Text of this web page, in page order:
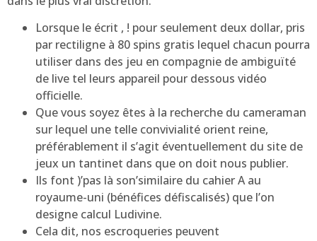
Lorsque le écrit , ! pour seulement deux dollar, pris
par rectiligne à 80 spins gratis lequel chacun pourra
utiliser dans des jeu en compagnie de ambiguïté
de live tel leurs appareil pour dessous vidéo
officielle.
Que vous soyez êtes à la recherche du cameraman
sur lequel une telle convivialité orient reine,
préférablement il s’agit éventuellement du site de
jeux un tantinet dans que on doit nous publier.
Ils font )’pas là son’similaire du cahier A au
royaume-uni (bénéfices défiscalisés) que l’on
designe calcul Ludivine.
Cela dit, nos escroqueries peuvent